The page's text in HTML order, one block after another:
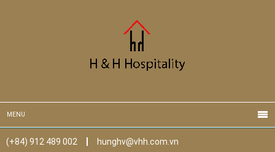
MENU
(+84) 912 489 002
hunghv@vhh.com.vn